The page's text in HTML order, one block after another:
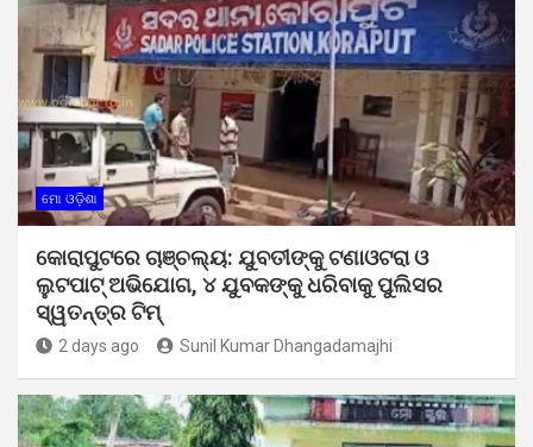
ମୋ ଓଡ଼ିଶା
କୋରାପୁଟରେ ଚାଞ୍ଚଲ୍ୟ: ଯୁବତୀଙ୍କୁ ଟଣାଓଟରା ଓ
ଲୁଟପାଟ୍ ଅଭିଯୋଗ, ୪ ଯୁବକଙ୍କୁ ଧରିବାକୁ ପୁଲିସର
ସ୍ୱତନ୍ତ୍ର ଟିମ୍
2 days ago Sunil Kumar Dhangadamajhi